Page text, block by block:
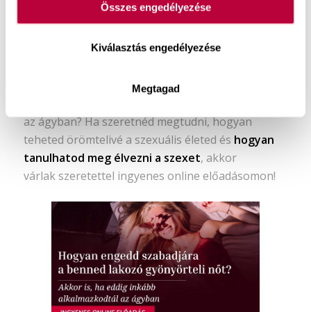
Összes engedélyezése
Kiválasztás engedélyezése
Megtagad
Ingyenes tartalmaim:
Hogyan engedd szabadjára a benned lakozó
az ágyban? Ha szeretnéd megtudni, hogyan
teheted örömtelivé a szexuális életed és hogyan
tanulhatod meg élvezni a szexet, akkor
várlak szeretettel ingyenes online előadásomon!